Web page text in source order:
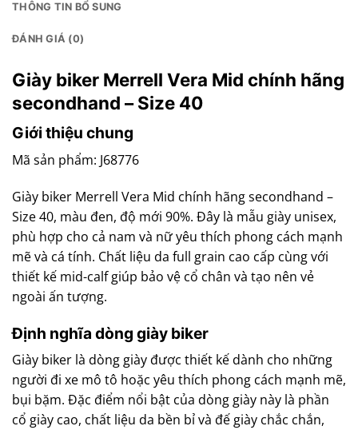
THÔNG TIN BỔ SUNG
ĐÁNH GIÁ (0)
Giày biker Merrell Vera Mid chính hãng
secondhand – Size 40
Giới thiệu chung
Mã sản phẩm: J68776
Giày biker Merrell Vera Mid chính hãng secondhand –
Size 40, màu đen, độ mới 90%. Đây là mẫu giày unisex,
phù hợp cho cả nam và nữ yêu thích phong cách mạnh
mẽ và cá tính. Chất liệu da full grain cao cấp cùng với
thiết kế mid-calf giúp bảo vệ cổ chân và tạo nên vẻ
ngoài ấn tượng.
Định nghĩa dòng giày biker
Giày biker là dòng giày được thiết kế dành cho những
người đi xe mô tô hoặc yêu thích phong cách mạnh mẽ,
bụi bặm. Đặc điểm nổi bật của dòng giày này là phần
cổ giày cao, chất liệu da bền bỉ và đế giày chắc chắn,